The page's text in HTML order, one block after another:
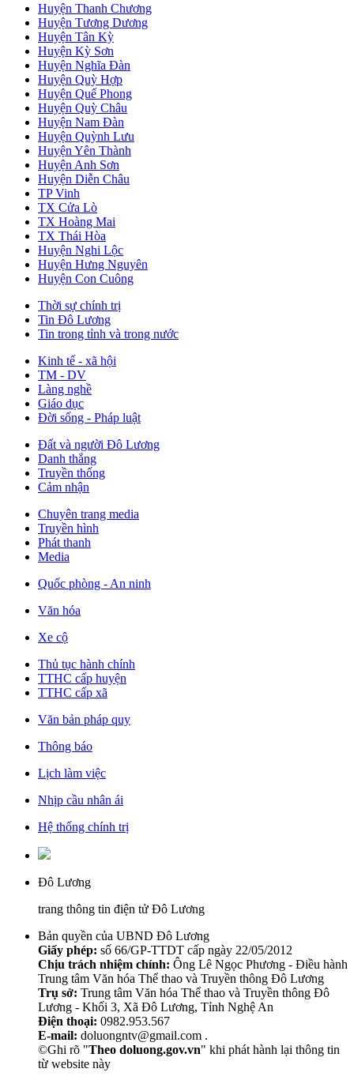
Huyện Thanh Chương
Huyện Tương Dương
Huyện Tân Kỳ
Huyện Kỳ Sơn
Huyện Nghĩa Đàn
Huyện Quỳ Hợp
Huyện Quế Phong
Huyện Quỳ Châu
Huyện Nam Đàn
Huyện Quỳnh Lưu
Huyện Yên Thành
Huyện Anh Sơn
Huyện Diễn Châu
TP Vinh
TX Cửa Lò
TX Hoàng Mai
TX Thái Hòa
Huyện Nghi Lộc
Huyện Hưng Nguyên
Huyện Con Cuông
Thời sự chính trị
Tin Đô Lương
Tin trong tỉnh và trong nước
Kinh tế - xã hội
TM - DV
Làng nghề
Giáo dục
Đời sống - Pháp luật
Đất và người Đô Lương
Danh thắng
Truyền thống
Cảm nhận
Chuyên trang media
Truyền hình
Phát thanh
Media
Quốc phòng - An ninh
Văn hóa
Xe cộ
Thủ tục hành chính
TTHC cấp huyện
TTHC cấp xã
Văn bản pháp quy
Thông báo
Lịch làm việc
Nhịp cầu nhân ái
Hệ thống chính trị
Đô Lương
trang thông tin điện tử Đô Lương
Bản quyền của UBND Đô Lương
Giấy phép: số 66/GP-TTDT cấp ngày 22/05/2012
Chịu trách nhiệm chính: Ông Lê Ngọc Phương - Điều hành
Trung tâm Văn hóa Thể thao và Truyền thông Đô Lương
Trụ sở: Trung tâm Văn hóa Thể thao và Truyền thông Đô
Lương - Khối 3, Xã Đô Lương, Tỉnh Nghệ An
Điện thoại: 0982.953.567
E-mail: doluongntv@gmail.com .
©Ghi rõ "Theo doluong.gov.vn" khi phát hành lại thông tin
từ website này